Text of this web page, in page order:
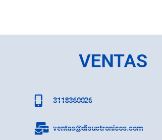
VENTAS
3118360026
ventas@disuctronicos.com